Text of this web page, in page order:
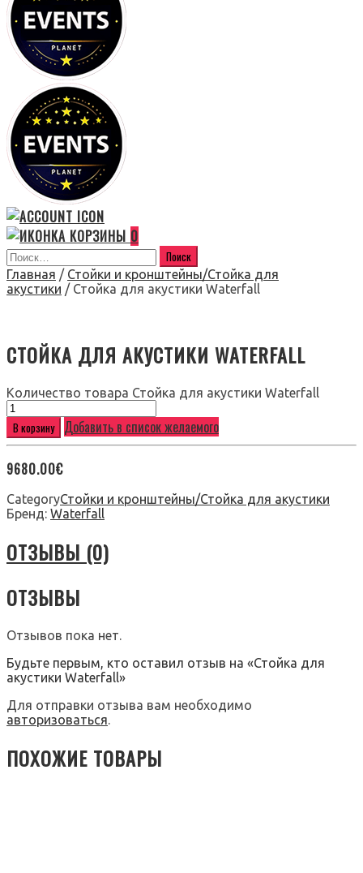
0
Главная / Стойки и кронштейны/Стойка для
акустики / Стойка для акустики Waterfall
СТОЙКА ДЛЯ АКУСТИКИ WATERFALL
Количество товара Стойка для акустики Waterfall
В корзину Добавить в список желаемого
9680.00€
CategoryСтойки и кронштейны/Стойка для акустики
Бренд: Waterfall
ОТЗЫВЫ (0)
ОТЗЫВЫ
Отзывов пока нет.
Будьте первым, кто оставил отзыв на «Стойка для
акустики Waterfall»
Для отправки отзыва вам необходимо
авторизоваться.
ПОХОЖИЕ ТОВАРЫ